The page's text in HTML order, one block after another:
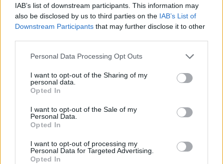
IAB’s list of downstream participants. This information may
also be disclosed by us to third parties on the IAB’s List of
Downstream Participants that may further disclose it to other
Please note that this website/app uses one or more Google
not limited to your visit or usage behaviour. You may click to
grant or deny consent to Google and its third-party tags to
use your data for below specified purposes in below Google
consent section.
Personal Data Processing Opt Outs
I want to opt-out of the Sharing of my
personal data.
Opted In
I want to opt-out of the Sale of my
Personal Data.
Opted In
I want to opt-out of processing my
Personal Data for Targeted Advertising.
Opted In
Na, de térjünk a lényegre. A már említett Drakula
gróf kastélyában járunk, 1885-ben, és Jonathan
igen, ezek szerint már lement a Nap. És nini, Drakula
amiért nem tudta fogadni az ő leendő könyvtárosát,
Mr. Harkert. Drakula el, jön viszont egy
kénytelen elviselnia gróf terrorját. Emberünknek pár
pillanat múlva azonban már a nyakát kell védenie a
garbó viseletét ajánlaná minden sztájliszt Mr.
Harkernek...